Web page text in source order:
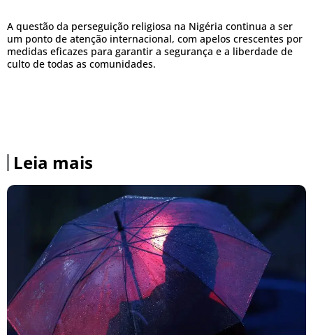
A questão da perseguição religiosa na Nigéria continua a ser
um ponto de atenção internacional, com apelos crescentes por
medidas eficazes para garantir a segurança e a liberdade de
culto de todas as comunidades.
Leia mais